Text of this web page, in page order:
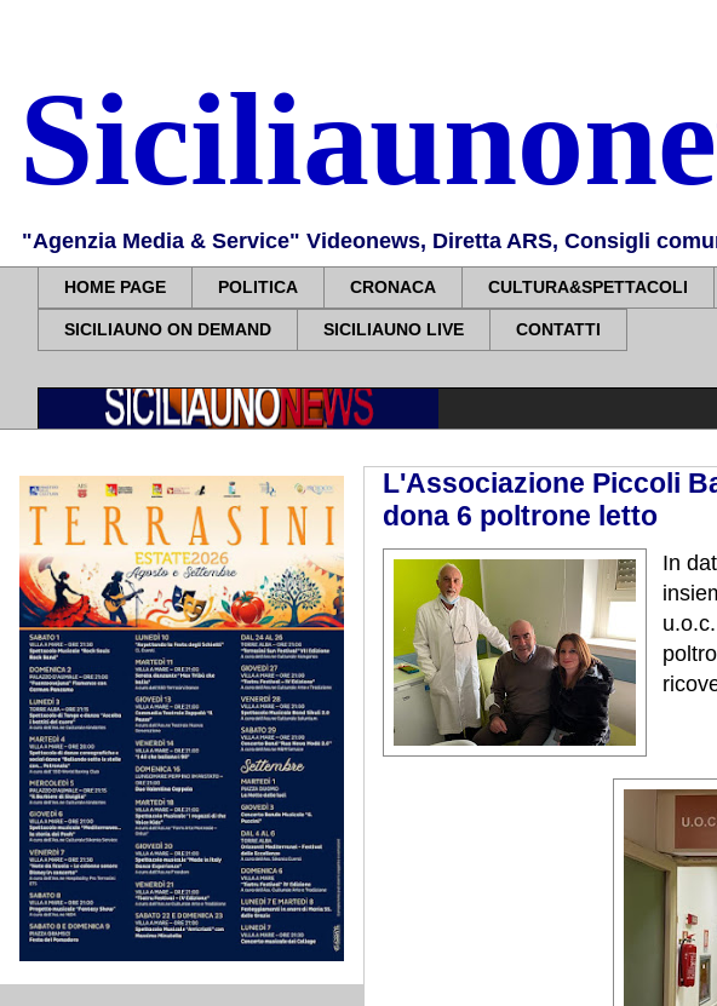
"Agenzia Media & Service" Videonews, Diretta ARS, Consigli
HOME PAGE POLITICA CRONACA CULTURA&SPETTACOLI
SICILIAUNO ON DEMAND SICILIAUNO LIVE CONTATTI
L'Associazione Piccoli
dona 6 poltrone letto
In